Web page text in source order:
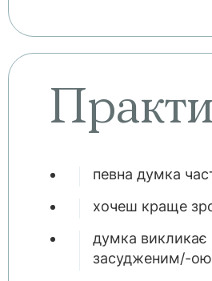
певна думка
хочеш краще
думка викликає
засудженим/-ою